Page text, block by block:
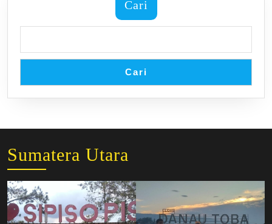
Cari
Cari
Sumatera Utara